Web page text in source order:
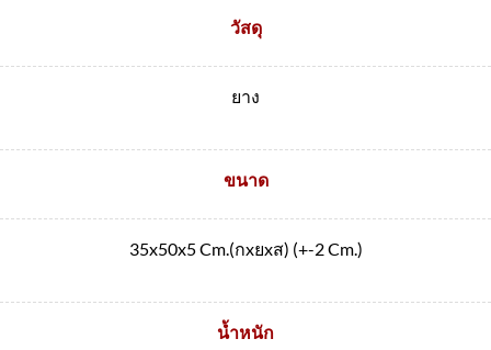
วัสดุ
ยาง
ขนาด
35x50x5 Cm.(กxยxส) (+-2 Cm.)
น้ำหนัก